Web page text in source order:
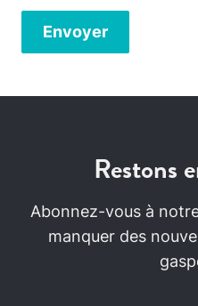
Restons
Abonnez-vous à
manquer des